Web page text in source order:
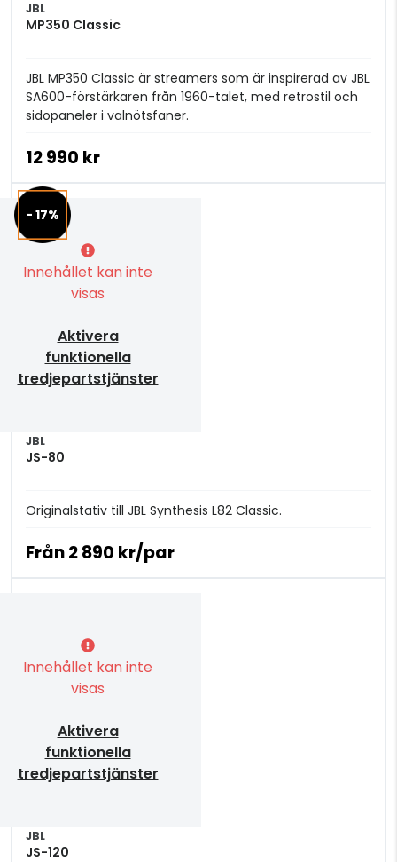
JBL
MP350 Classic
JBL MP350 Classic är streamers som är inspirerad av JBL
SA600-förstärkaren från 1960-talet, med retrostil och
sidopaneler i valnötsfaner.
12 990 kr
- 17%
Innehållet kan inte
visas
Aktivera
funktionella
tredjepartstjänster
JBL
JS-80
Originalstativ till JBL Synthesis L82 Classic.
Från2 890 kr/par
Innehållet kan inte
visas
Aktivera
funktionella
tredjepartstjänster
JBL
JS-120